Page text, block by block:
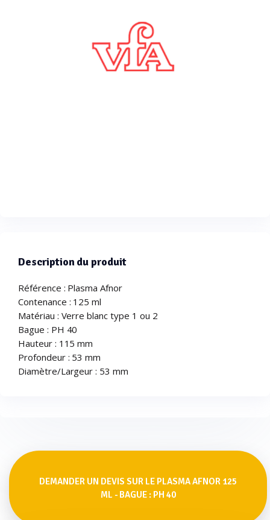
Description du produit
Référence : Plasma Afnor
Contenance : 125 ml
Matériau : Verre blanc type 1 ou 2
Bague : PH 40
Hauteur : 115 mm
Profondeur : 53 mm
Diamètre/Largeur : 53 mm
DEMANDER UN DEVIS SUR LE PLASMA AFNOR 125
ML - BAGUE : PH 40